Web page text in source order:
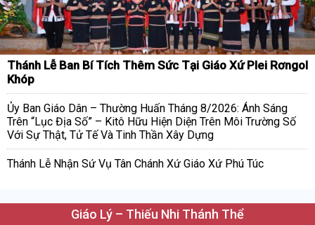
Thánh Lễ Ban Bí Tích Thêm Sức Tại Giáo Xứ Plei Rơngol
Khóp
Ủy Ban Giáo Dân – Thường Huấn Tháng 8/2026: Ánh Sáng
Trên “Lục Địa Số” – Kitô Hữu Hiện Diện Trên Môi Trường Số
Với Sự Thật, Tử Tế Và Tinh Thần Xây Dựng
Thánh Lễ Nhận Sứ Vụ Tân Chánh Xứ Giáo Xứ Phú Túc
Giáo Lý – Thiếu Nhi Thánh Thể